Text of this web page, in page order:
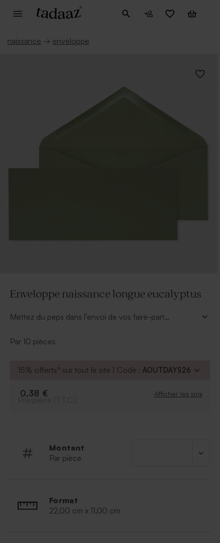
naissance → enveloppe
Enveloppe naissance longue eucalyptus
Mettez du peps dans l'envoi de vos faire-part
Par 10 pièces
15% offerts* sur tout le site | Code : AOUTDAYS26
0,38 € Afficher les prix
Montant
Par pièce
Format
22,00 cm x 11,00 cm